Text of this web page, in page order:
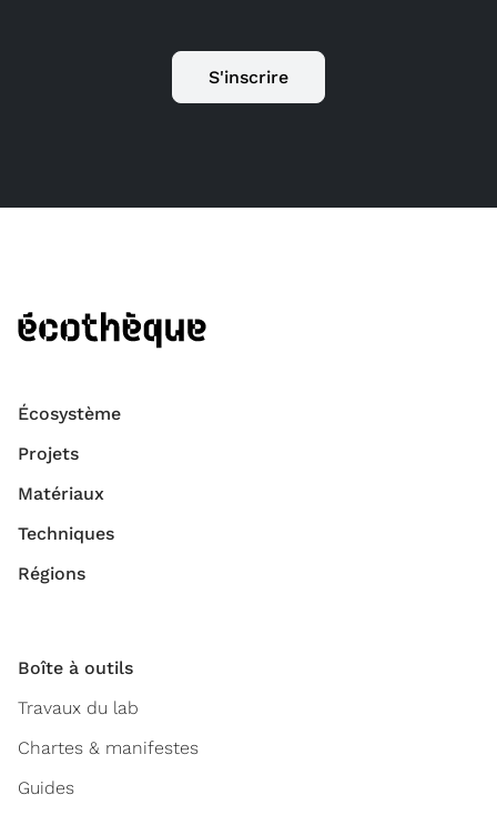
S'inscrire
Écosystème
Projets
Matériaux
Techniques
Régions
Boîte à outils
Travaux du lab
Chartes & manifestes
Guides